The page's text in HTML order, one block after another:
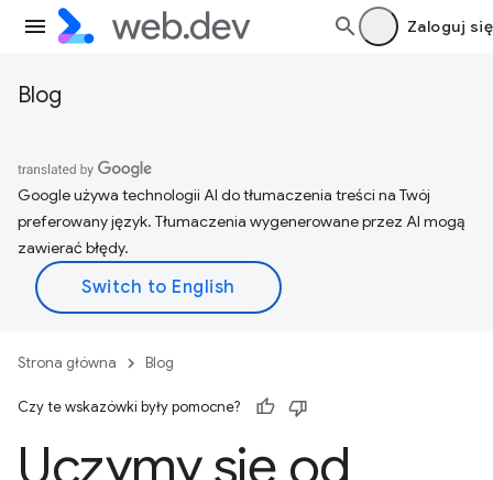
Zaloguj się
Blog
Google używa technologii AI do tłumaczenia treści na Twój
preferowany język. Tłumaczenia wygenerowane przez AI mogą
zawierać błędy.
Strona główna Blog
Czy te wskazówki były pomocne?
Uczymy się od